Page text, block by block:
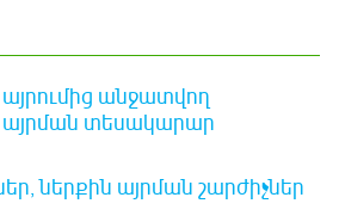
անջատվող
տեսակարար
ներքին այրման շարժիչներ